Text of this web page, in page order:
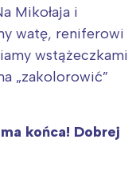
Mikołaja i
watę, reniferowi
wstążeczkami
„zakolorowić”
końca! Dobrej